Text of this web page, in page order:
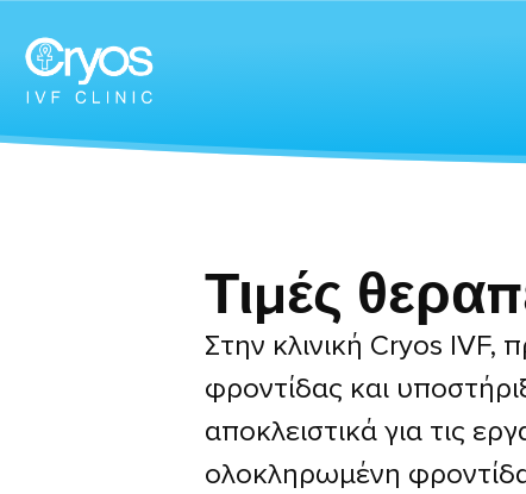
Τιμές
Στην κλινική Cryos
φροντίδας και
αποκλειστικά για τις
ολοκληρωμένη